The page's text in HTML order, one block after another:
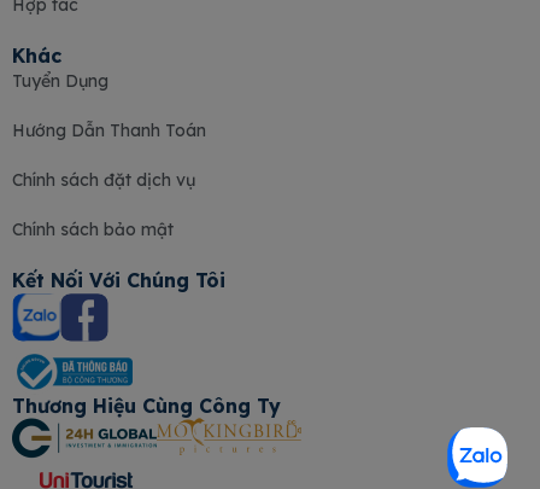
Hợp tác
Khác
Tuyển Dụng
Hướng Dẫn Thanh Toán
Chính sách đặt dịch vụ
Chính sách bảo mật
Kết Nối Với Chúng Tôi
Thương Hiệu Cùng Công Ty